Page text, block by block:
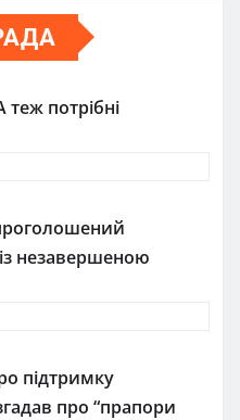
потрібні
незавершеною
підтримку
про “прапори